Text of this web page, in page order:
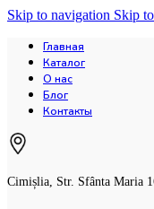
Skip to navigation Skip
Главная
Каталог
О нас
Блог
Контакты
Cimișlia, Str. Sfânta Maria